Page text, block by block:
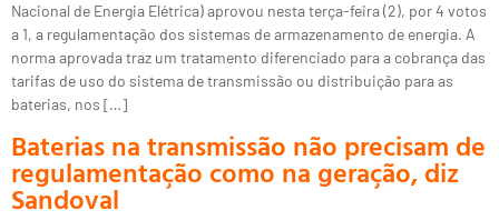
Nacional de Energia Elétrica) aprovou nesta terça-feira (2), por 4 votos
a 1, a regulamentação dos sistemas de armazenamento de energia. A
norma aprovada traz um tratamento diferenciado para a cobrança das
tarifas de uso do sistema de transmissão ou distribuição para as
baterias, nos […]
Baterias na transmissão não precisam de
regulamentação como na geração, diz
Sandoval